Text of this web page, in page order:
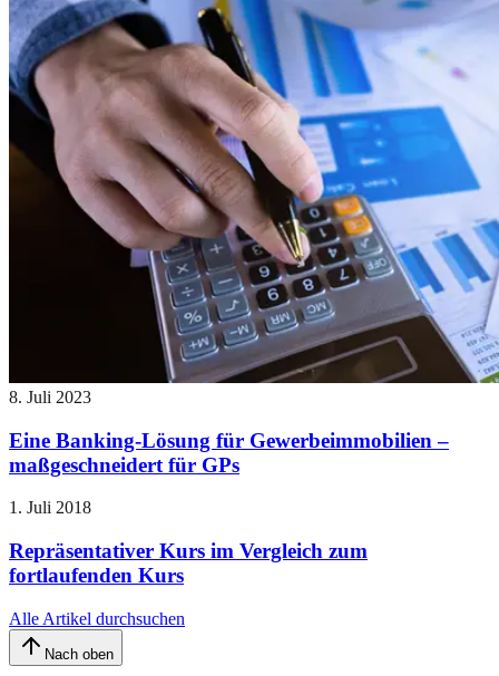
8. Juli 2023
Eine Banking-Lösung für Gewerbeimmobilien –
maßgeschneidert für GPs
1. Juli 2018
Repräsentativer Kurs im Vergleich zum
fortlaufenden Kurs
Alle Artikel durchsuchen
Nach oben